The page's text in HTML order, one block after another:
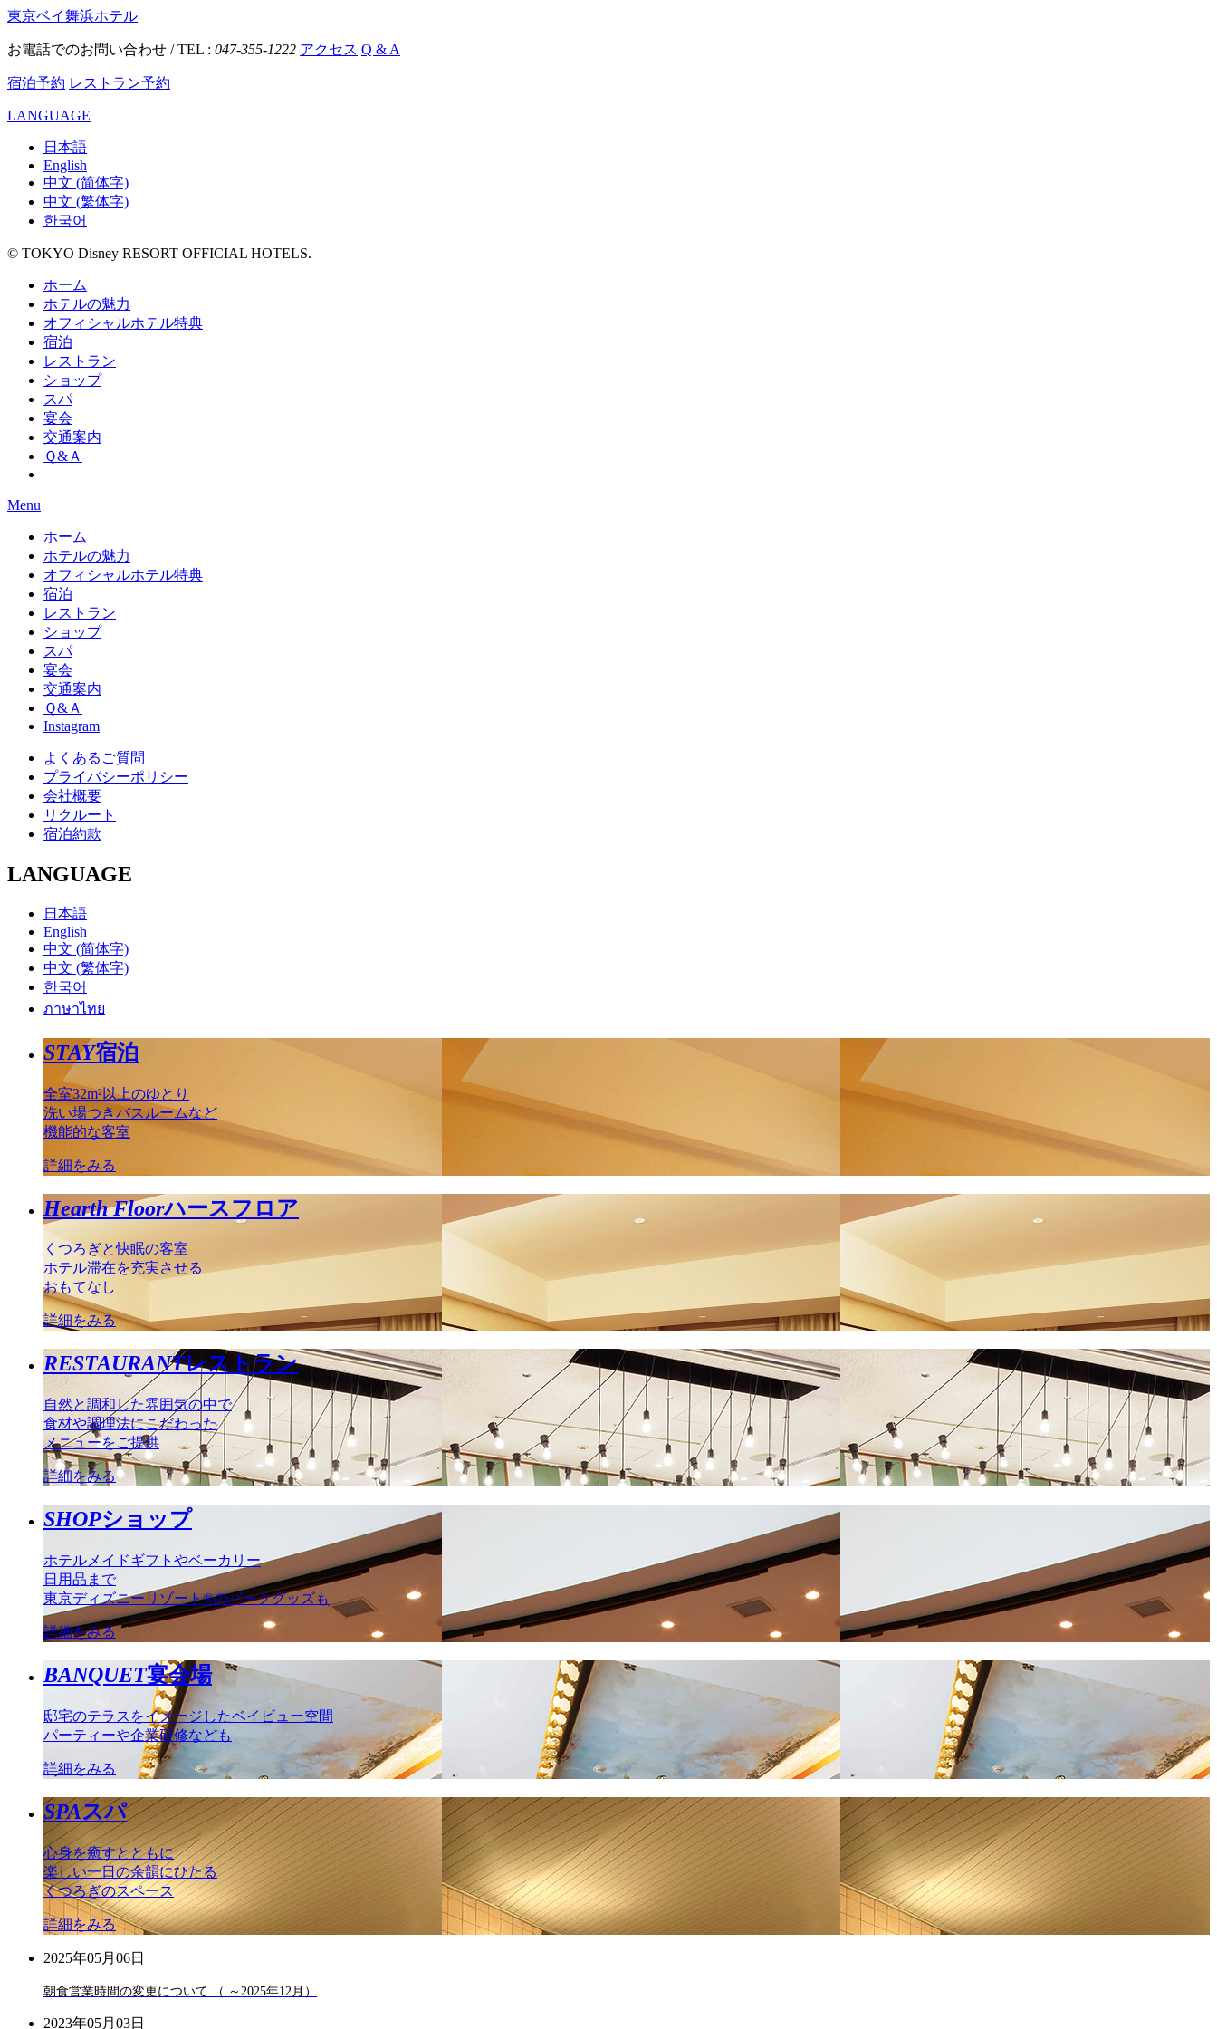
東京ベイ舞浜ホテル
お電話でのお問い合わせ / TEL : 047-355-1222 アクセス Q & A
宿泊予約 レストラン予約
LANGUAGE
日本語
English
中文 (简体字)
中文 (繁体字)
한국어
© TOKYO Disney RESORT OFFICIAL HOTELS.
ホーム
ホテルの魅力
オフィシャルホテル特典
宿泊
レストラン
ショップ
スパ
宴会
交通案内
Ｑ&Ａ
Menu
ホーム
ホテルの魅力
オフィシャルホテル特典
宿泊
レストラン
ショップ
スパ
宴会
交通案内
Ｑ&Ａ
Instagram
よくあるご質問
プライバシーポリシー
会社概要
リクルート
宿泊約款
LANGUAGE
日本語
English
中文 (简体字)
中文 (繁体字)
한국어
ภาษาไทย
STAY宿泊
全室32m²以上のゆとり
洗い場つきバスルームなど
機能的な客室
詳細をみる
Hearth Floorハースフロア
くつろぎと快眠の客室
ホテル滞在を充実させる
おもてなし
詳細をみる
RESTAURANTレストラン
自然と調和した雰囲気の中で
食材や調理法にこだわった
メニューをご提供
詳細をみる
SHOPショップ
ホテルメイドギフトやベーカリー
日用品まで
東京ディズニーリゾート®のパークグッズも
詳細をみる
BANQUET宴会場
邸宅のテラスをイメージしたベイビュー空間
パーティーや企業研修なども
詳細をみる
SPAスパ
心身を癒すとともに
楽しい一日の余韻にひたる
くつろぎのスペース
詳細をみる
2025年05月06日
朝食営業時間の変更について （ ～2025年12月）
2023年05月03日